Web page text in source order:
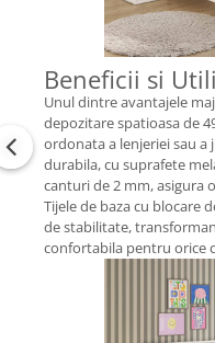
Beneficii si
Unul dintre avantajele
depozitare spatioasa de
ordonata a lenjeriei sau a
durabila, cu suprafete
canturi de 2 mm, asigura
Tijele de baza cu blocare
de stabilitate,
confortabila pentru orice